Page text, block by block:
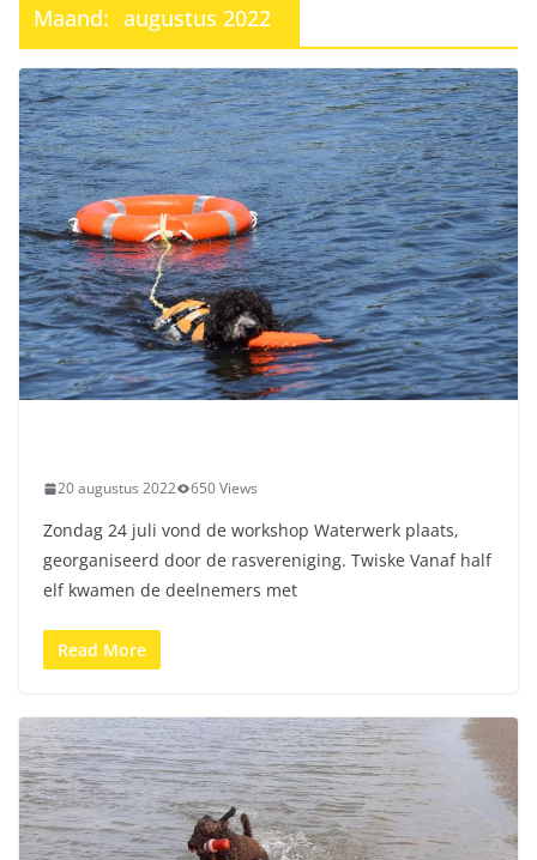
Maand: augustus 2022
20 augustus 2022 650 Views
Zondag 24 juli vond de workshop Waterwerk plaats,
georganiseerd door de rasvereniging. Twiske Vanaf half
elf kwamen de deelnemers met
Read More